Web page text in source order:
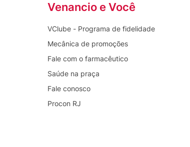
Venancio e Você
VClube - Programa de fidelidade
Mecânica de promoções
Fale com o farmacêutico
Saúde na praça
Fale conosco
Procon RJ